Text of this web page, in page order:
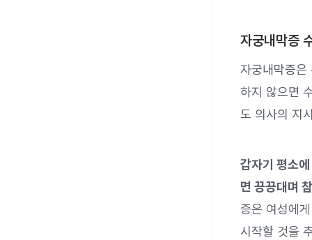
자궁내막증
자궁내막증은
하지 않으면
도 의사의 지
갑자기 평소
면 끙끙대며
증은 여성에
시작할 것을